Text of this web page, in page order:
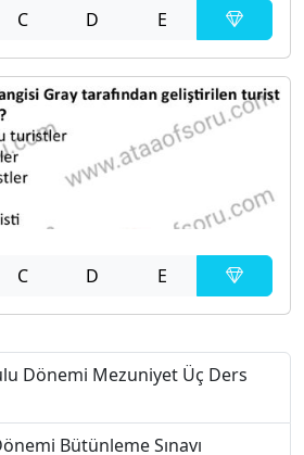
C D E
C D E
Dönemi Mezuniyet Üç Ders
Bütünleme Sınavı